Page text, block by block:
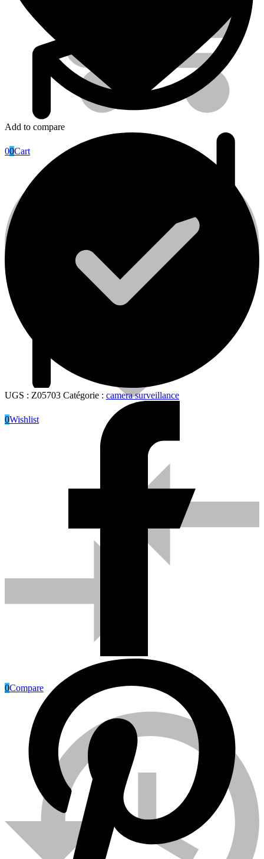
00Cart
0Wishlist
0Compare
Add to compare
UGS : Z05703 Catégorie : camera surveillance